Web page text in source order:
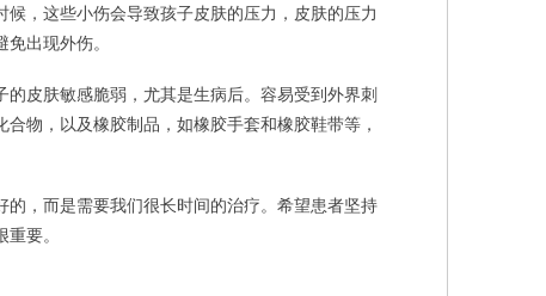
，这些小伤会导致孩子皮肤的压力，皮肤的压力
出现外伤。
皮肤敏感脆弱，尤其是生病后。容易受到外界刺
物，以及橡胶制品，如橡胶手套和橡胶鞋带等，
，而是需要我们很长时间的治疗。希望患者坚持
要。